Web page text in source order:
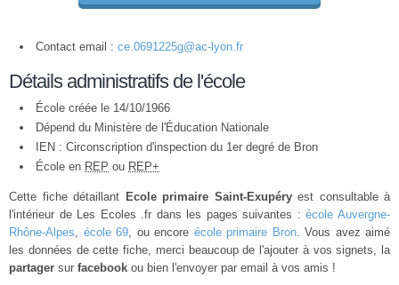
Contact email : ce.0691225g@ac-lyon.fr
Détails administratifs de l'école
École créée le 14/10/1966
Dépend du Ministère de l'Éducation Nationale
IEN : Circonscription d'inspection du 1er degré de Bron
École en REP ou REP+
Cette fiche détaillant Ecole primaire Saint-Exupéryest consultable à
l'intérieur de Les Ecoles .fr dans les pages suivantes :école Auvergne-
Rhône-Alpes, école 69, ou encore école primaire Bron. Vous avez aimé
les données de cette fiche, merci beaucoup de l'ajouter à vos signets, la
partager sur facebook ou bien l'envoyer par email à vos amis !